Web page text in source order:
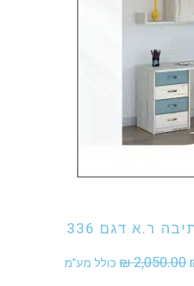
ר.א דגם 336
₪2,050.00
המחיר
המחיר
כולל מע"מ